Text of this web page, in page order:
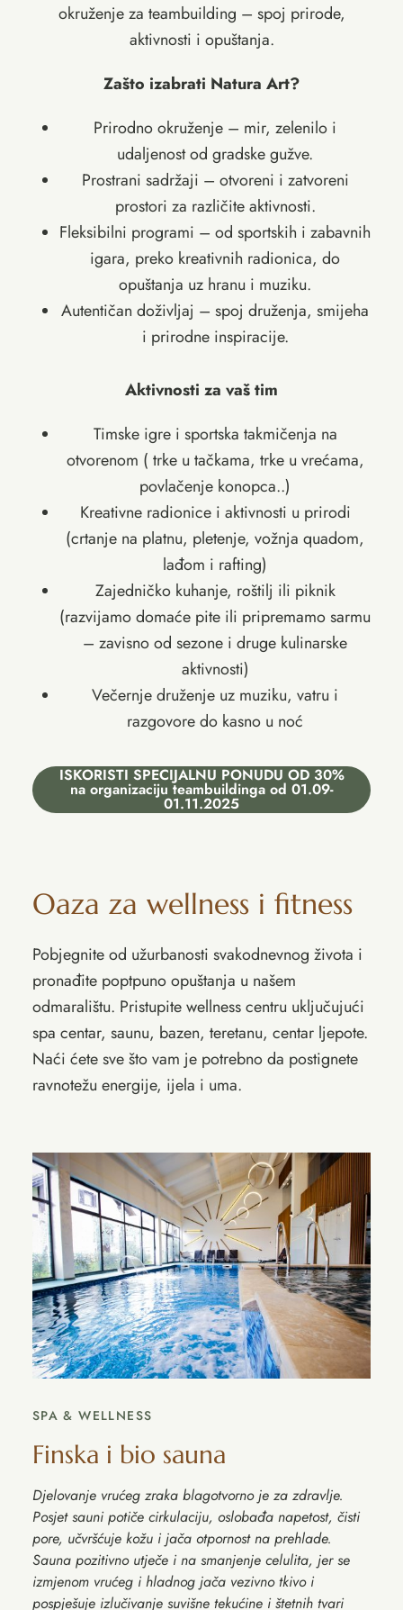
okruženje za teambuilding – spoj prirode,
aktivnosti i opuštanja.
Zašto izabrati Natura Art?
Prirodno okruženje – mir, zelenilo i
udaljenost od gradske gužve.
Prostrani sadržaji – otvoreni i zatvoreni
prostori za različite aktivnosti.
Fleksibilni programi – od sportskih i zabavnih
igara, preko kreativnih radionica, do
opuštanja uz hranu i muziku.
Autentičan doživljaj – spoj druženja, smijeha
i prirodne inspiracije.
Aktivnosti za vaš tim
Timske igre i sportska takmičenja na
otvorenom ( trke u tačkama, trke u vrećama,
povlačenje konopca..)
Kreativne radionice i aktivnosti u prirodi
(crtanje na platnu, pletenje, vožnja quadom,
lađom i rafting)
Zajedničko kuhanje, roštilj ili piknik
(razvijamo domaće pite ili pripremamo sarmu
– zavisno od sezone i druge kulinarske
aktivnosti)
Večernje druženje uz muziku, vatru i
razgovore do kasno u noć
ISKORISTI SPECIJALNU PONUDU OD 30%
na organizaciju teambuildinga od 01.09-
01.11.2025
Oaza za wellness i fitness
Pobjegnite od užurbanosti svakodnevnog života i
pronađite poptpuno opuštanja u našem
odmaralištu. Pristupite wellness centru uključujući
spa centar, saunu, bazen, teretanu, centar ljepote.
Naći ćete sve što vam je potrebno da postignete
ravnotežu energije, ijela i uma.
SPA & WELLNESS
Finska i bio sauna
Djelovanje vrućeg zraka blagotvorno je za zdravlje.
Posjet sauni potiče cirkulaciju, oslobađa napetost, čisti
pore, učvršćuje kožu i jača otpornost na prehlade.
Sauna pozitivno utječe i na smanjenje celulita, jer se
izmjenom vrućeg i hladnog jača vezivno tkivo i
pospješuje izlučivanje suvišne tekućine i štetnih tvari